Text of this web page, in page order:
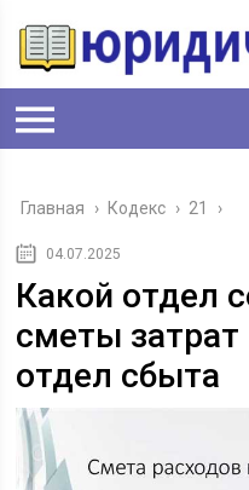
Главная › Кодекс › 21 ›
04.07.2025
Какой отдел
сметы затрат
отдел сбыта